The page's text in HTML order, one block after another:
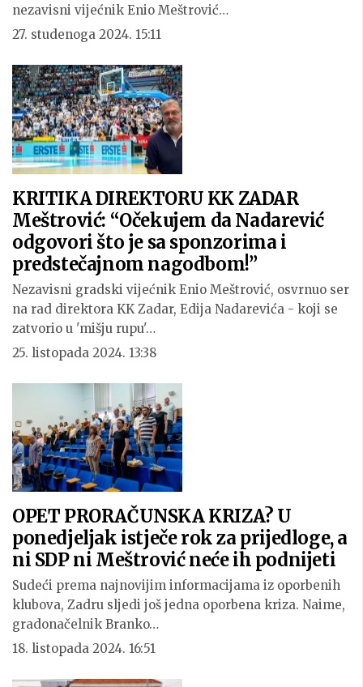
nezavisni vijećnik Enio Meštrović…
27. studenoga 2024. 15:11
KRITIKA DIREKTORU KK ZADAR
Meštrović: “Očekujem da Nadarević
odgovori što je sa sponzorima i
predstečajnom nagodbom!”
Nezavisni gradski vijećnik Enio Meštrović, osvrnuo ser
na rad direktora KK Zadar, Edija Nadarevića - koji se
zatvorio u 'mišju rupu'…
25. listopada 2024. 13:38
OPET PRORAČUNSKA KRIZA? U
ponedjeljak istječe rok za prijedloge, a
ni SDP ni Meštrović neće ih podnijeti
Sudeći prema najnovijim informacijama iz oporbenih
klubova, Zadru sljedi još jedna oporbena kriza. Naime,
gradonačelnik Branko…
18. listopada 2024. 16:51